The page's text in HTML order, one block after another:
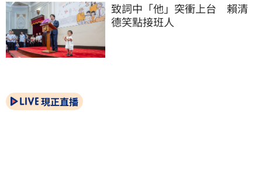
致詞中「他」突衝上台　賴清
德笑點接班人
現正直播